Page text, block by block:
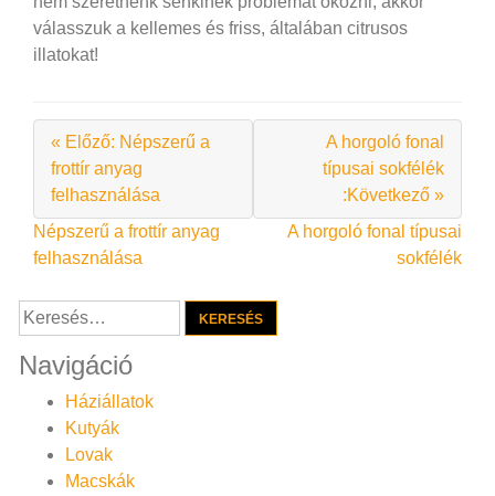
válasszuk a kellemes és friss, általában citrusos
illatokat!
« Előző: Népszerű a
frottír anyag
felhasználása
A horgoló fonal
típusai sokfélék
:Következő »
Bejegyzés
navigáció
Népszerű a frottír anyag
felhasználása
A horgoló fonal típusai
sokfélék
Keresés:
Navigáció
Háziállatok
Kutyák
Lovak
Macskák